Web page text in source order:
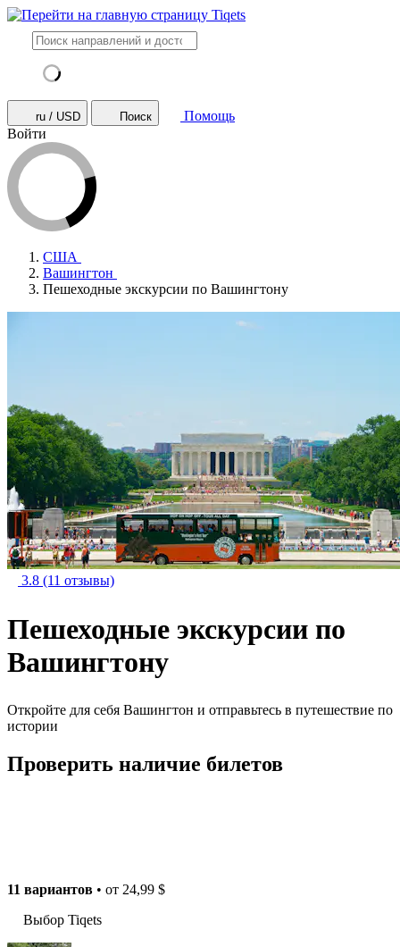
ru / USD Поиск
Помощь
Войти
США
Вашингтон
Пешеходные экскурсии по Вашингтону
3.8 (11 отзывы)
Пешеходные экскурсии по
Вашингтону
Откройте для себя Вашингтон и отправьтесь в путешествие по
истории
Проверить наличие билетов
11 вариантов • от 24,99 $
Выбор Tiqets